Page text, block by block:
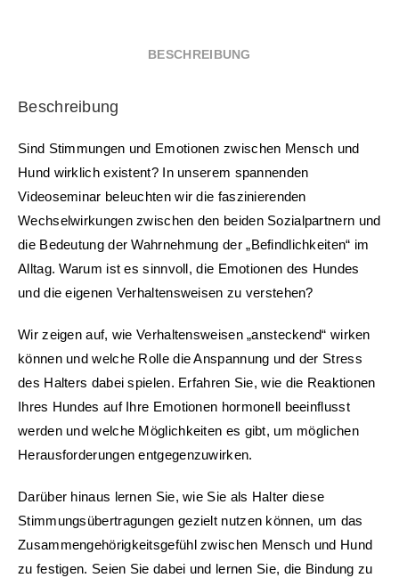
o
k
er e
dI
g
er
BESCHREIBUNG
Beschreibung
Sind Stimmungen und Emotionen zwischen Mensch und
Hund wirklich existent? In unserem spannenden
Videoseminar beleuchten wir die faszinierenden
Wechselwirkungen zwischen den beiden Sozialpartnern und
die Bedeutung der Wahrnehmung der „Befindlichkeiten“ im
Alltag. Warum ist es sinnvoll, die Emotionen des Hundes
und die eigenen Verhaltensweisen zu verstehen?
Wir zeigen auf, wie Verhaltensweisen „ansteckend“ wirken
können und welche Rolle die Anspannung und der Stress
des Halters dabei spielen. Erfahren Sie, wie die Reaktionen
Ihres Hundes auf Ihre Emotionen hormonell beeinflusst
werden und welche Möglichkeiten es gibt, um möglichen
Herausforderungen entgegenzuwirken.
Darüber hinaus lernen Sie, wie Sie als Halter diese
Stimmungsübertragungen gezielt nutzen können, um das
Zusammengehörigkeitsgefühl zwischen Mensch und Hund
zu festigen. Seien Sie dabei und lernen Sie, die Bindung zu